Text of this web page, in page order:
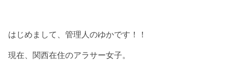
はじめまして、管理人のゆかです！！
現在、関西在住のアラサー女子。